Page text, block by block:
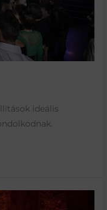
ideális